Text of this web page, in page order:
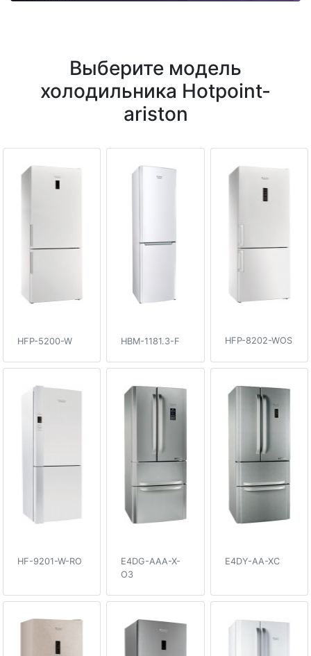
Выберите модель
холодильника Hotpoint-
ariston
HFP-5200-W HBM-1181.3-F HFP-8202-WOS
HF-9201-W-RO
E4DG-AAA-X-
O3
E4DY-AA-XC